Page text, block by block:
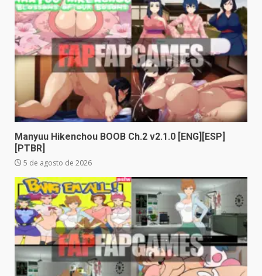
Manyuu Hikenchou BOOB Ch.2 v2.1.0 [ENG][ESP]
[PTBR]
5 de agosto de 2026